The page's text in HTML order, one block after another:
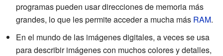
programas pueden usar direcciones de memoria más
grandes, lo que les permite acceder a mucha más RAM.
En el mundo de las imágenes digitales, a veces se usa
para describir imágenes con muchos colores y detalles,